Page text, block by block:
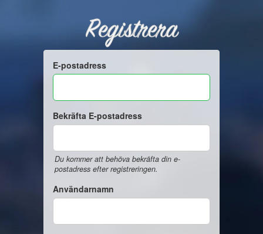
Registrera
E-postadress
Bekräfta E-postadress
Du kommer att behöva bekräfta din e-
postadress efter registreringen.
Användarnamn